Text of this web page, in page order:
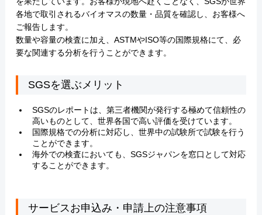
各地で取引されるバイオマスの数量・品質を確認し、お客様へ
ご報告します。
数量や容量の検査に加え、ASTMやISO等の国際規格にて、必
要な関連する分析を行うことができます。
SGSを選ぶメリット
SGSのレポートは、第三者機関が発行する極めて信頼性の
高いものとして、世界各国で高い評価を受けています。
国際規格での分析に対応し、世界中の試験所で試験を行う
ことができます。
海外での検査においても、SGSジャパンを窓口として対応
することができます。
サービスお申込み・申請上の注意事項